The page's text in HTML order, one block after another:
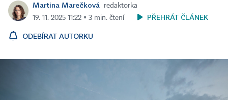
Martina Marečková
redaktorka
19. 11. 2025 11:22 ▪ 3 min. čtení
PŘEHRÁT ČLÁNEK
ODEBÍRAT AUTORKU